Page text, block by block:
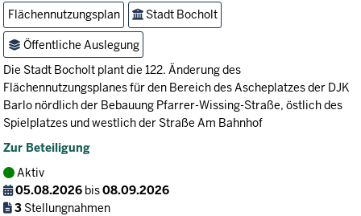
Flächennutzungsplan Stadt Bocholt
Öffentliche Auslegung
Die Stadt Bocholt plant die 122. Änderung des
Flächennutzungsplanes für den Bereich des Ascheplatzes der DJK
Barlo nördlich der Bebauung Pfarrer-Wissing-Straße, östlich des
Spielplatzes und westlich der Straße Am Bahnhof
Zur Beteiligung
Aktiv
05.08.2026 bis08.09.2026
3 Stellungnahmen